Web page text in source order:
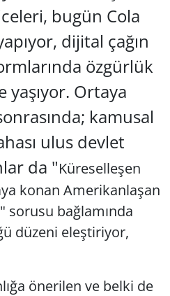
bugün Cola
dijital çağın
özgürlük
yaşıyor. Ortaya
kamusal
ulus devlet
da "Küreselleşen
konan Amerikanlaşan
sorusu bağlamında
düzeni eleştiriyor,
önerilen ve belki de